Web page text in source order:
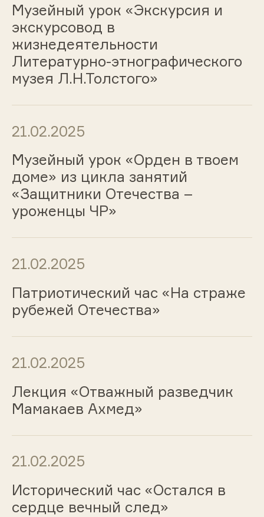
Музейный урок «Экскурсия и
экскурсовод в
жизнедеятельности
Литературно-этнографического
музея Л.Н.Толстого»
21.02.2025
Музейный урок «Орден в твоем
доме» из цикла занятий
«Защитники Отечества –
уроженцы ЧР»
21.02.2025
Патриотический час «На страже
рубежей Отечества»
21.02.2025
Лекция «Отважный разведчик
Мамакаев Ахмед»
21.02.2025
Исторический час «Остался в
сердце вечный след»